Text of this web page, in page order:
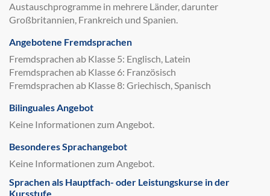
Austauschprogramme in mehrere Länder, darunter
Großbritannien, Frankreich und Spanien.
Angebotene Fremdsprachen
Fremdsprachen ab Klasse 5: Englisch, Latein
Fremdsprachen ab Klasse 6: Französisch
Fremdsprachen ab Klasse 8: Griechisch, Spanisch
Bilinguales Angebot
Keine Informationen zum Angebot.
Besonderes Sprachangebot
Keine Informationen zum Angebot.
Sprachen als Hauptfach- oder Leistungskurse in der
Kursstufe